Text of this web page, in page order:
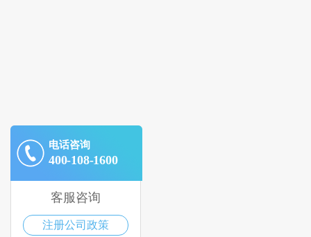
电话咨询
400-108-1600
客服咨询
注册公司政策